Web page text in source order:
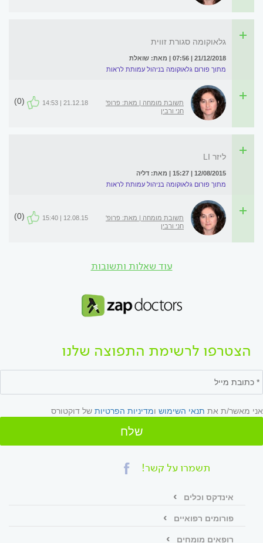
גלאוקומה סגורת זווית
21/12/2018 | 07:56 | מאת: שואלת
מתוך פורום גלאוקומה בניהול עמותת לראות
תשובת מומחה | מאת: פרופ'
חני ורבין
21.12.18 | 14:53
(0)
ליזר LI
12/08/2015 | 15:27 | מאת: דליה
מתוך פורום גלאוקומה בניהול עמותת לראות
תשובת מומחה | מאת: פרופ'
חני ורבין
12.08.15 | 15:40
(0)
עוד שאלות ותשובות
הצטרפו לרשימת התפוצה שלנו
אני מאשר/ת את תנאי השימוש ומדיניות הפרטיות של דוקטורס
שלח
תשמרו על קשר!
אינדקס וכלים
פורומים רפואיים
רופאים מומחים